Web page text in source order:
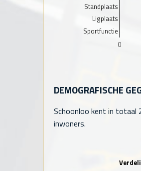
0
Standplaats
Ligplaats
Sportfunctie
DEMOGRAFISCHE
Schoonloo kent in totaal
inwoners.